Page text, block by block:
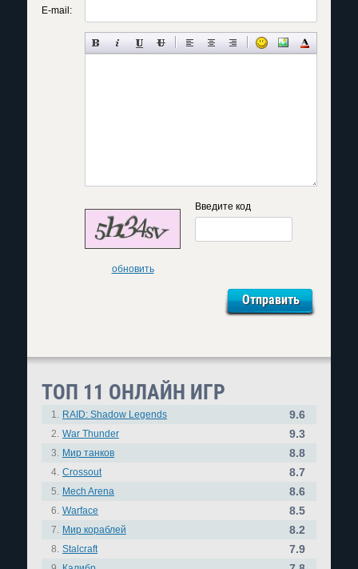
E-mail:
обновить
Введите код
ТОП 11 ОНЛАЙН ИГР
1. RAID: Shadow Legends 9.6
2. War Thunder 9.3
3. Мир танков 8.8
4. Crossout 8.7
5. Mech Arena 8.6
6. Warface 8.5
7. Мир кораблей 8.2
8. Stalcraft 7.9